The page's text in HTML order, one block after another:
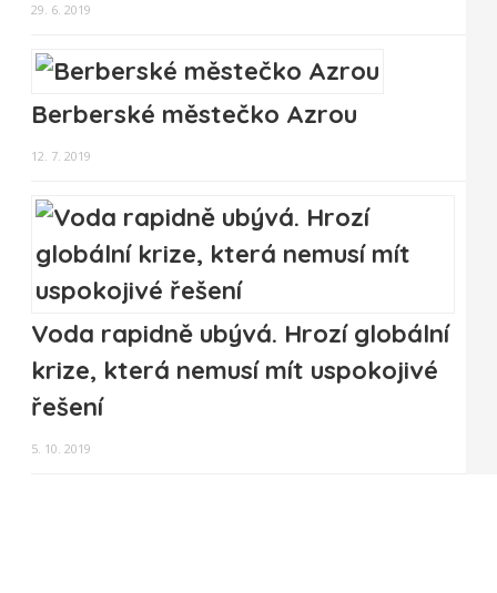
29. 6. 2019
Berberské městečko Azrou
12. 7. 2019
Voda rapidně ubývá. Hrozí globální
krize, která nemusí mít uspokojivé
řešení
5. 10. 2019